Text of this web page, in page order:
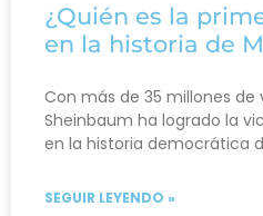
¿Quién es la
en la historia de
Con más de 35 millones de
Sheinbaum ha logrado la
en la historia
SEGUIR LEYENDO »